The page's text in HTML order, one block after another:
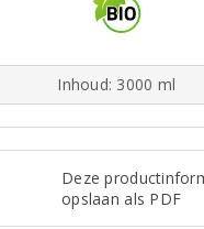
Inhoud: 3000 ml
Deze
opslaan als PDF